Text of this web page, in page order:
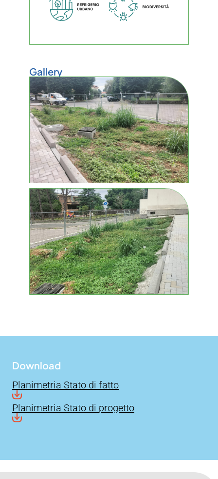
Gallery
Download
Planimetria Stato di fatto
Planimetria Stato di progetto